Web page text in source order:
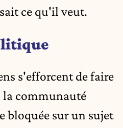
ce qu'il veut.
s'efforcent de faire
la communauté
bloquée sur un sujet